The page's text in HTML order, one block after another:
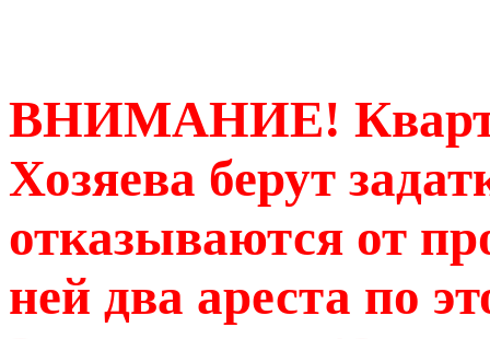
ВНИМАНИЕ!
Хозяева берут
отказываются от
ней два ареста по